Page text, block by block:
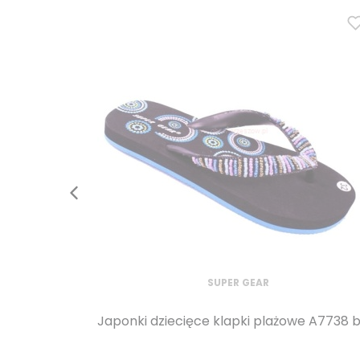
SUPER GEAR
Japonki dziecięce klapki plażowe A7738